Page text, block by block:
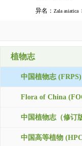
异名： Zala asiatica
植物志
中国植物志 (FRPS)
Flora of China
中国植物志（修订
中国高等植物